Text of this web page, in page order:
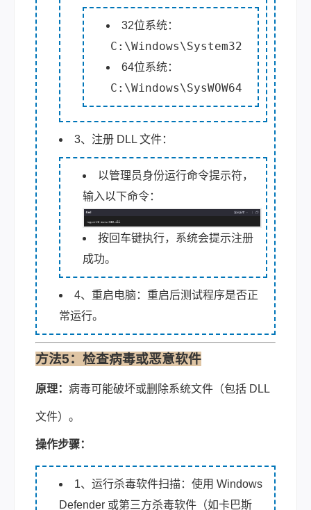
32位系统：
C:\Windows\System32
64位系统：
C:\Windows\SysWOW64
3、注册 DLL 文件：
以管理员身份运行命令提示符，
输入以下命令：
按回车键执行，系统会提示注册
成功。
4、重启电脑：重启后测试程序是否正
常运行。
方法5：检查病毒或恶意软件
原理： 病毒可能破坏或删除系统文件（包括 DLL
文件）。
操作步骤：
1、运行杀毒软件扫描：使用 Windows
Defender 或第三方杀毒软件（如卡巴斯